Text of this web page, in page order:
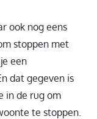
ook nog eens
stoppen met
een
dat gegeven is
in de rug om
te stoppen.